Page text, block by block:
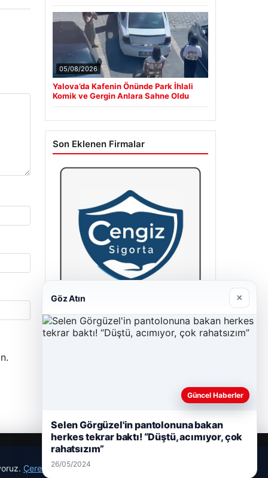
05/08/2026
Yalova’da Kafenin Önünde Park İhlali
Komik ve Gergin Anlara Sahne Oldu
Son Eklenen Firmalar
Cengiz Sigorta
Çerez Politikamız
Göz Atın ×
Güncel Haberler
Selen Görgüzel'in pantolonuna bakan
herkes tekrar baktı! “Düştü, acımıyor, çok
rahatsızım”
26/05/2024